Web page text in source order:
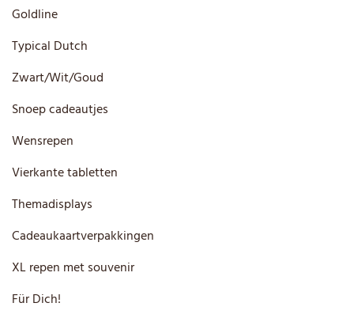
Goldline
Typical Dutch
Zwart/Wit/Goud
Snoep cadeautjes
Wensrepen
Vierkante tabletten
Themadisplays
Cadeaukaartverpakkingen
XL repen met souvenir
Für Dich!